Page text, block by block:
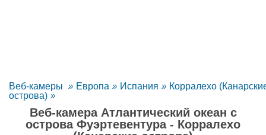
Веб-камеры » Европа » Испания » Корралехо
острова) »
Веб-камера Атлантический океан с
острова Фуэртевентура - Корралехо